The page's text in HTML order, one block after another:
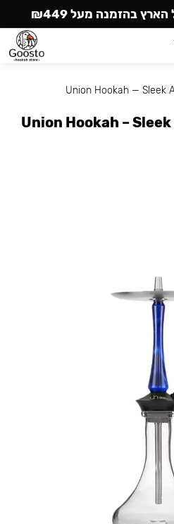
Union Hookah — Sleek
Union Hookah –
הארץ בהזמנה מעל ₪449